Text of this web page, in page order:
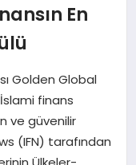
En
Golden Global
finans
ve güvenilir
(IFN) tarafından